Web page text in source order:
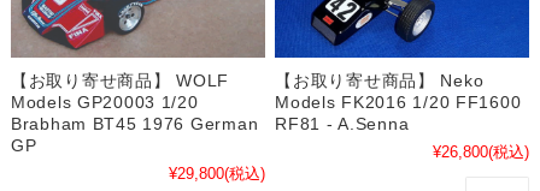
【お取り寄せ商品】 WOLF
Models GP20003 1/20
Brabham BT45 1976 German
GP
¥29,800(税込)
【お取り寄せ商品】 Neko
Models FK2016 1/20 FF1600
RF81 - A.Senna
¥26,800(税込)